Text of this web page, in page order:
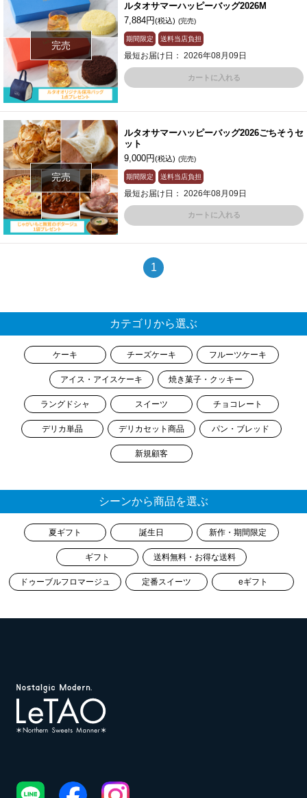
完売
ルタオサマーハッピーバッグ2026M
7,884円(税込) (完売)
期間限定 送料当店負担
最短お届け日： 2026年08月09日
カートに入れる
完売
ルタオサマーハッピーバッグ2026ごちそうセ
ット
9,000円(税込) (完売)
期間限定 送料当店負担
最短お届け日： 2026年08月09日
カートに入れる
1
カテゴリから選ぶ
ケーキ チーズケーキ フルーツケーキ
アイス・アイスケーキ 焼き菓子・クッキー
ラングドシャ スイーツ チョコレート
デリカ単品 デリカセット商品 パン・ブレッド
新規顧客
シーンから商品を選ぶ
夏ギフト 誕生日 新作・期間限定
ギフト 送料無料・お得な送料
ドゥーブルフロマージュ 定番スイーツ eギフト